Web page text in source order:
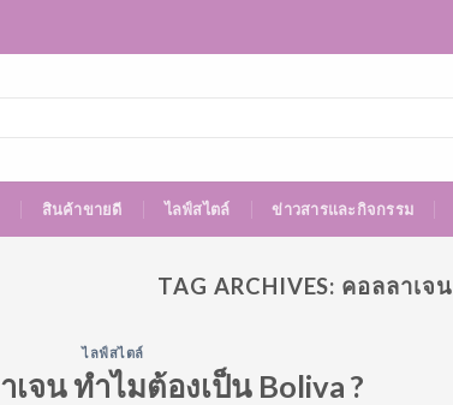
สินค้าขายดี ไลฟ์สไตล์ ข่าวสารและกิจกรรม
TAG ARCHIVES: คอลลาเจน
ไลฟ์สไตล์
เจน ทำไมต้องเป็น Boliva ?